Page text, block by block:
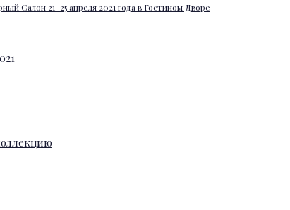
Салон 21–25 апреля 2021 года в Гостином Дворе